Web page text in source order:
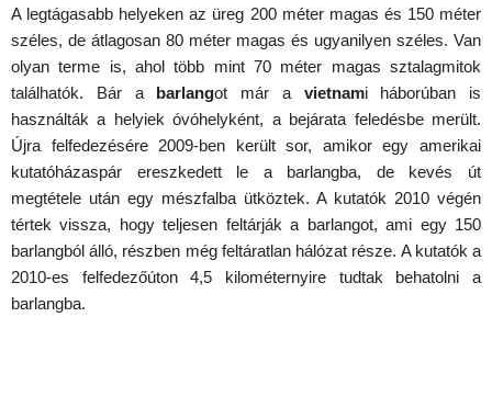
A legtágasabb helyeken az üreg 200 méter magas és 150 méter
széles, de átlagosan 80 méter magas és ugyanilyen széles. Van
olyan terme is, ahol több mint 70 méter magas sztalagmitok
találhatók. Bár a barlangot már a vietnami háborúban is
használták a helyiek óvóhelyként, a bejárata feledésbe merült.
Újra felfedezésére 2009-ben került sor, amikor egy amerikai
kutatóházaspár ereszkedett le a barlangba, de kevés út
megtétele után egy mészfalba ütköztek. A kutatók 2010 végén
tértek vissza, hogy teljesen feltárják a barlangot, ami egy 150
barlangból álló, részben még feltáratlan hálózat része. A kutatók a
2010-es felfedezőúton 4,5 kilométernyire tudtak behatolni a
barlangba.